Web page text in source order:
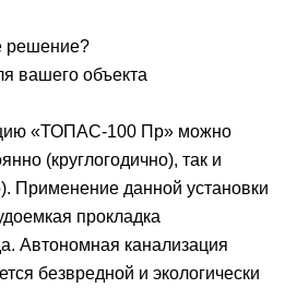
решение?
вашего объекта
«ТОПАС-100 Пр» можно
(круглогодично), так и
Применение данной установки
прокладка
Автономная канализация
безвредной и экологически